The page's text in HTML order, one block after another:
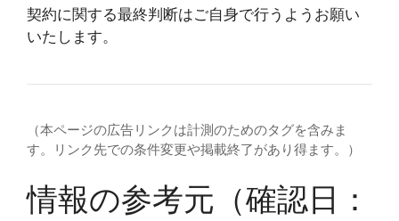
契約に関する最終判断はご自身で行うようお願い
いたします。
（本ページの広告リンクは計測のためのタグを含みま
す。リンク先での条件変更や掲載終了があり得ます。）
情報の参考元（確認日：